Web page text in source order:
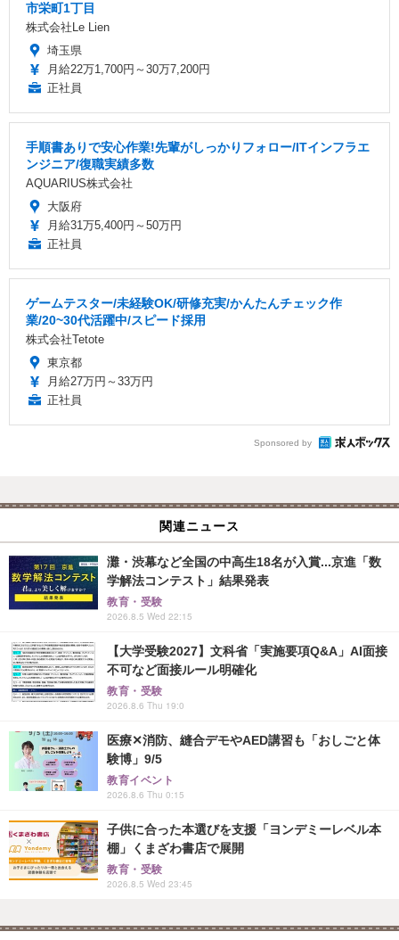
市栄町1丁目
株式会社Le Lien
埼玉県
月給22万1,700円～30万7,200円
正社員
手順書ありで安心作業!先輩がしっかりフォロー/ITインフラエ
ンジニア/復職実績多数
AQUARIUS株式会社
大阪府
月給31万5,400円～50万円
正社員
ゲームテスター/未経験OK/研修充実/かんたんチェック作
業/20~30代活躍中/スピード採用
株式会社Tetote
東京都
月給27万円～33万円
正社員
Sponsored by
関連ニュース
灘・渋幕など全国の中高生18名が入賞...京進「数
学解法コンテスト」結果発表
教育・受験
2026.8.5 Wed 22:15
【大学受験2027】文科省「実施要項Q&A」AI面接
不可など面接ルール明確化
教育・受験
2026.8.6 Thu 19:0
医療✕消防、縫合デモやAED講習も「おしごと体
験博」9/5
教育イベント
2026.8.6 Thu 0:15
子供に合った本選びを支援「ヨンデミーレベル本
棚」くまざわ書店で展開
教育・受験
2026.8.5 Wed 23:45